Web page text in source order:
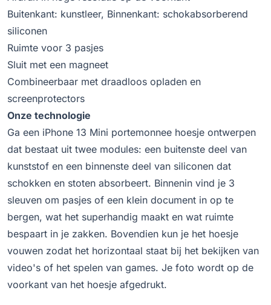
Buitenkant: kunstleer, Binnenkant: schokabsorberend
siliconen
Ruimte voor 3 pasjes
Sluit met een magneet
Combineerbaar met draadloos opladen en
screenprotectors
Onze technologie
Ga een iPhone 13 Mini portemonnee hoesje ontwerpen
dat bestaat uit twee modules: een buitenste deel van
kunststof en een binnenste deel van siliconen dat
schokken en stoten absorbeert. Binnenin vind je 3
sleuven om pasjes of een klein document in op te
bergen, wat het superhandig maakt en wat ruimte
bespaart in je zakken. Bovendien kun je het hoesje
vouwen zodat het horizontaal staat bij het bekijken van
video's of het spelen van games. Je foto wordt op de
voorkant van het hoesje afgedrukt.